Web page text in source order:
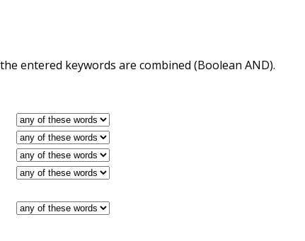
entered keywords are combined (Boolean AND).